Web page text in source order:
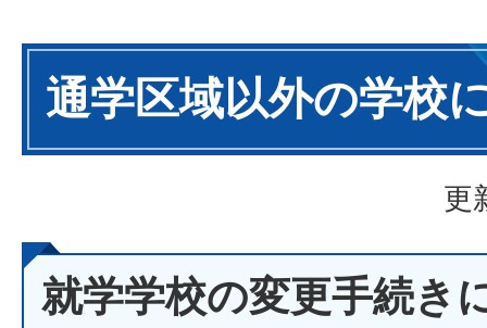
通学区域以外の学校
更
就学学校の変更手続き